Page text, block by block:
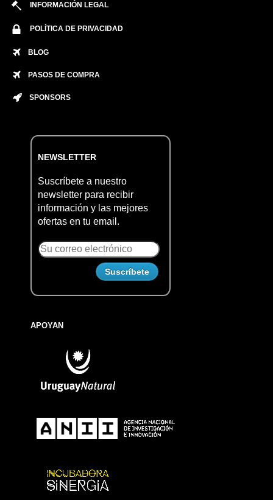
INFORMACIÓN LEGAL
POLÍTICA DE PRIVACIDAD
BLOG
PASOS DE COMPRA
SPONSORS
NEWSLETTER
Suscríbete a nuestro
newsletter para recibir
información y las mejores
ofertas en tu email.
APOYAN